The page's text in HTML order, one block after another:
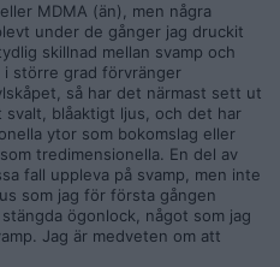
MDMA (än), men några
under de gånger jag druckit
skillnad mellan svamp och
i större grad förvränger
så har det närmast sett ut
blåaktigt ljus, och det har
ytor som bokomslag eller
tredimensionella. En del av
fall uppleva på svamp, men inte
som jag för första gången
ögonlock, något som jag
Jag är medveten om att